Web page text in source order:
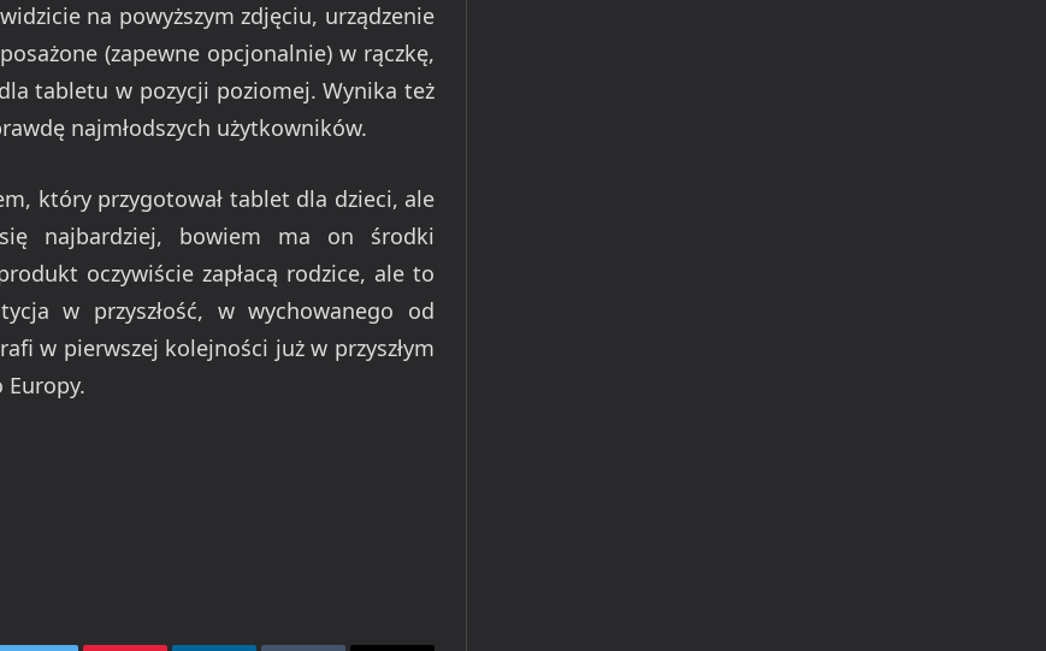
na powyższym zdjęciu, urządzenie
(zapewne opcjonalnie) w rączkę,
tabletu w pozycji poziomej. Wynika też
najmłodszych użytkowników.
który przygotował tablet dla dzieci, ale
najbardziej, bowiem ma on środki
oczywiście zapłacą rodzice, ale to
w przyszłość, w wychowanego od
w pierwszej kolejności już w przyszłym